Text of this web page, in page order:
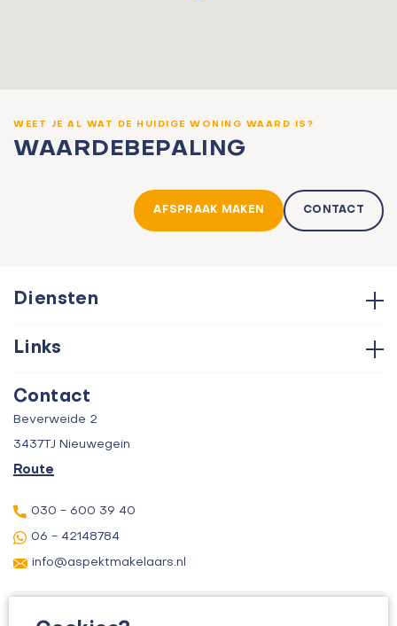
WEET JE AL WAT DE HUIDIGE WONING WAARD IS?
WAARDEBEPALING
AFSPRAAK MAKEN CONTACT
Diensten
Aankoop
Taxatie
Verhuur
Links
Over ons
Contact
Beverweide 2
3437TJ Nieuwegein
Route
030 - 600 39 40
06 - 42148784
info@aspektmakelaars.nl